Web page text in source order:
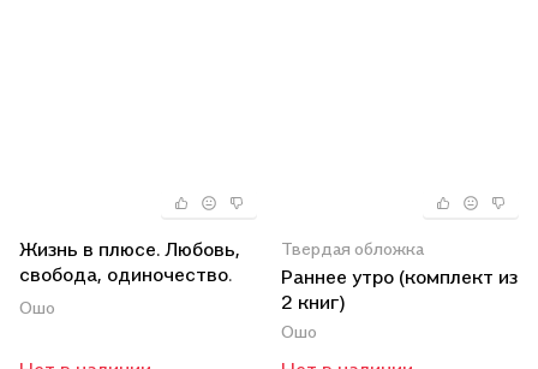
Жизнь в плюсе. Любовь,
свобода, одиночество.
Главное - быть
Ошо
Твердая обложка
Раннее утро (комплект из
2 книг)
Ошо